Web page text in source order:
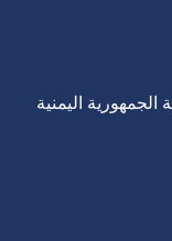
الجمهورية اليمنية